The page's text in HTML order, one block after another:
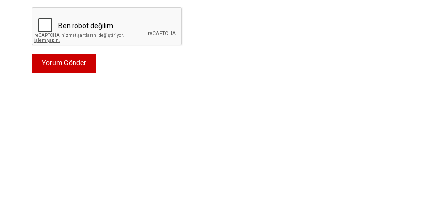
Yorum Gönder